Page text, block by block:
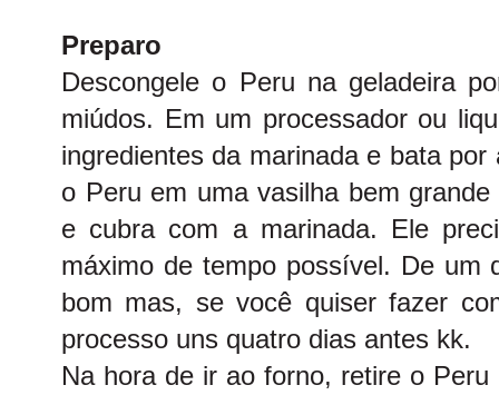
Preparo
Descongele o Peru na geladeira
miúdos. Em um processador ou
ingredientes da marinada e bata
o Peru em uma vasilha bem
e cubra com a marinada. Ele
máximo de tempo possível. De um
bom mas, se você quiser fazer
processo uns quatro dias antes kk.
Na hora de ir ao forno, retire o